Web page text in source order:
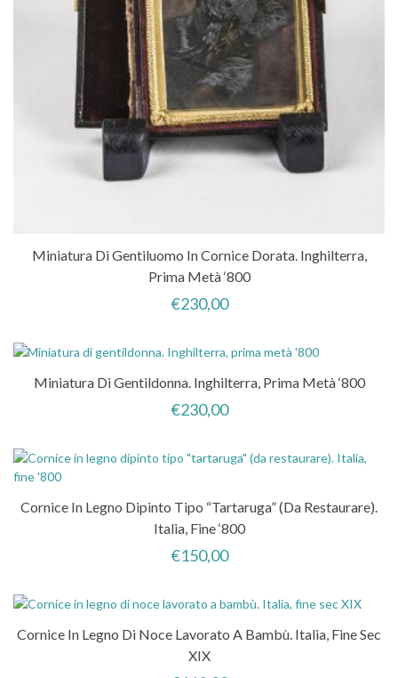
Miniatura Di Gentiluomo In Cornice Dorata. Inghilterra,
Prima Metà ‘800
€230,00
Miniatura Di Gentildonna. Inghilterra, Prima Metà ‘800
€230,00
Cornice In Legno Dipinto Tipo “tartaruga” (da Restaurare).
Italia, Fine ‘800
€150,00
Cornice In Legno Di Noce Lavorato A Bambù. Italia, Fine Sec
XIX